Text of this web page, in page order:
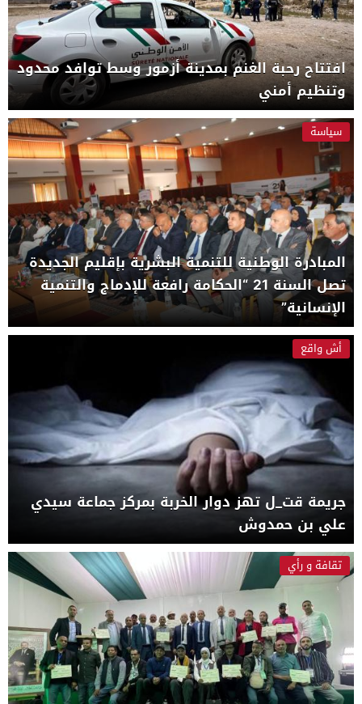
افتتاح رحبة الغنم بمدينة أزمور وسط توافد محدود
وتنظيم أمني
سياسة
المبادرة الوطنية للتنمية البشرية بإقليم الجديدة
تصل السنة 21 “الحكامة رافعة للإدماج والتنمية
الإنسانية”
أش واقع
جريمة قت_ل تهز دوار الخربة بمركز جماعة سيدي
علي بن حمدوش
تقافة و رأي